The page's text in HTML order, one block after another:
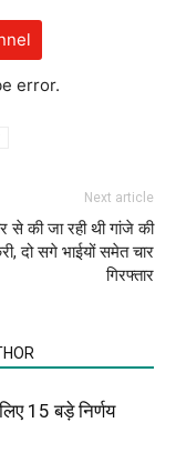
error.
Next article
से की जा रही थी गांजे की
दो सगे भाईयों समेत चार
गिरफ्तार
15 बड़े निर्णय